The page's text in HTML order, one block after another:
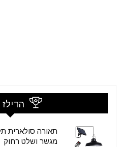
מגשר ושלט רחוק